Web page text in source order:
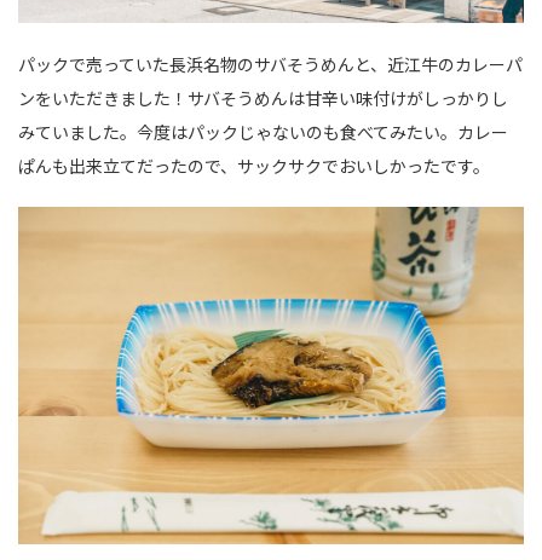
パックで売っていた長浜名物のサバそうめんと、近江牛のカレーパ
ンをいただきました！サバそうめんは甘辛い味付けがしっかりし
みていました。今度はパックじゃないのも食べてみたい。カレー
ぱんも出来立てだったので、サックサクでおいしかったです。